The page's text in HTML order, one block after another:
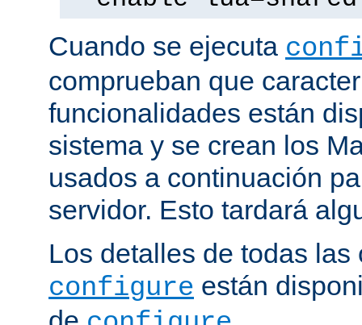
Cuando se ejecuta
comprueban que
funcionalidades están
sistema y se crean los
usados a continuación
servidor. Esto tardará
Los detalles de todas las
configure están